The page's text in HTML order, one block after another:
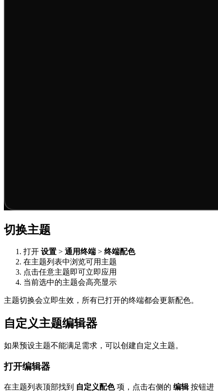
切换主题
打开 设置 > 通用终端 > 终端配色
在主题列表中浏览可用主题
点击任意主题即可立即应用
当前选中的主题会高亮显示
主题切换会立即生效，所有已打开的终端都会更新配色。
自定义主题编辑器
如果预设主题不能满足需求，可以创建自定义主题。
打开编辑器
在主题列表顶部找到 自定义配色项，点击右侧的 编辑按钮进